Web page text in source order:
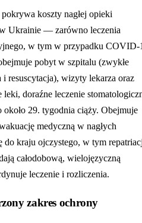
koszty nagłej opieki
Ukrainie — zarówno leczenia
w tym w przypadku COVID-
pobyt w szpitalu (zwykłe
i resuscytacja), wizyty lekarza oraz
leki, doraźne leczenie
około 29. tygodnia ciąży. Obejmuje
medyczną w nagłych
do kraju ojczystego, w tym
całodobową, wielojęzyczną
leczenie i rozliczenia.
zakres ochrony